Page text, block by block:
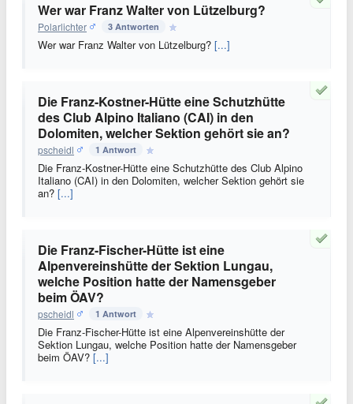
Wer war Franz Walter von Lützelburg?
Polarlichter 3 Antworten
Wer war Franz Walter von Lützelburg? [...]
Die Franz-Kostner-Hütte eine Schutzhütte
des Club Alpino Italiano (CAI) in den
Dolomiten, welcher Sektion gehört sie an?
pscheidl 1 Antwort
Die Franz-Kostner-Hütte eine Schutzhütte des Club Alpino
Italiano (CAI) in den Dolomiten, welcher Sektion gehört sie
an? [...]
Die Franz-Fischer-Hütte ist eine
Alpenvereinshütte der Sektion Lungau,
welche Position hatte der Namensgeber
beim ÖAV?
pscheidl 1 Antwort
Die Franz-Fischer-Hütte ist eine Alpenvereinshütte der
Sektion Lungau, welche Position hatte der Namensgeber
beim ÖAV? [...]